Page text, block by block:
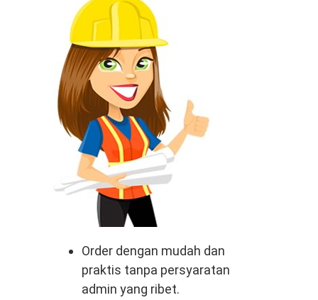
Order dengan mudah dan
praktis tanpa persyaratan
admin yang ribet.